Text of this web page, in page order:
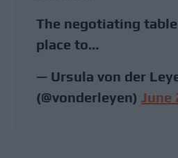
The negotiating
place to…
— Ursula von der
(@vonderleyen) June